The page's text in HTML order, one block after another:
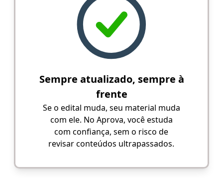
Sempre atualizado, sempre à
frente
Se o edital muda, seu material muda
com ele. No Aprova, você estuda
com confiança, sem o risco de
revisar conteúdos ultrapassados.